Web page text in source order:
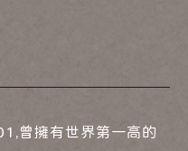
曾擁有世界第一高的